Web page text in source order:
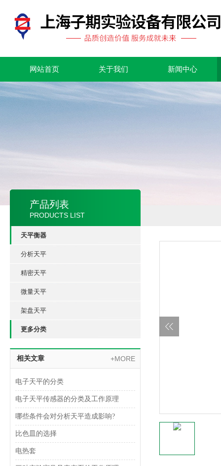
网站首页 关于我们 新闻中心
产品列表
PRODUCTS LIST
天平衡器
分析天平
精密天平
微量天平
架盘天平
更多分类
相关文章 +MORE
电子天平的分类
电子天平传感器的分类及工作原理
哪些条件会对分析天平造成影响?
比色皿的选择
电热套